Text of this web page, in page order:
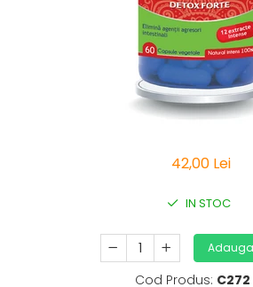
42,00 Lei
IN STOC
Cod Produs: C272